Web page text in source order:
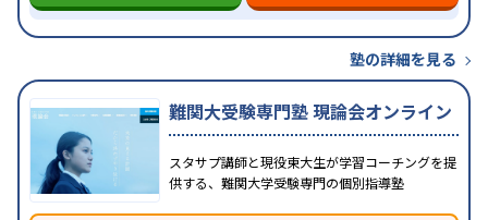
塾の詳細を見る
難関大受験専門塾 現論会オンライン
スタサプ講師と現役東大生が学習コーチングを提
供する、難関大学受験専門の個別指導塾